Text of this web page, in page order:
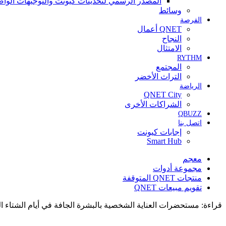
وسائط
الفرصة
QNET أعمال
النجاح
الامتثال
RYTHM
المجتمع
التراث الأخضر
الرياضة
QNET City
الشراكات الأخرى
QBUZZ
اتصل بنا
إجابات كيونت
Smart Hub
معجم
مجموعة أدوات
منتجات QNET المتوقفة
تقويم مبيعات QNET
قراءة: مستحضرات العناية الشخصية بالبشرة الجافة في أيام الشتاء